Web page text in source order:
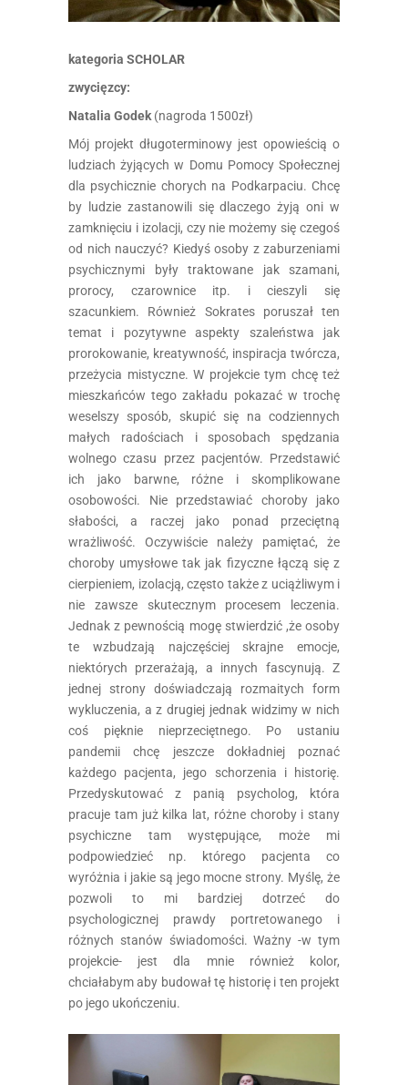
kategoria SCHOLAR
zwycięzcy:
Natalia Godek(nagroda 1500zł)
Mój projekt długoterminowy jest opowieścią o
ludziach żyjących w Domu Pomocy Społecznej
dla psychicznie chorych na Podkarpaciu. Chcę
by ludzie zastanowili się dlaczego żyją oni w
zamknięciu i izolacji, czy nie możemy się czegoś
od nich nauczyć? Kiedyś osoby z zaburzeniami
psychicznymi były traktowane jak szamani,
prorocy, czarownice itp. i cieszyli się
szacunkiem. Również Sokrates poruszał ten
temat i pozytywne aspekty szaleństwa jak
prorokowanie, kreatywność, inspiracja twórcza,
przeżycia mistyczne. W projekcie tym chcę też
mieszkańców tego zakładu pokazać w trochę
weselszy sposób, skupić się na codziennych
małych radościach i sposobach spędzania
wolnego czasu przez pacjentów. Przedstawić
ich jako barwne, różne i skomplikowane
osobowości. Nie przedstawiać choroby jako
słabości, a raczej jako ponad przeciętną
wrażliwość. Oczywiście należy pamiętać, że
choroby umysłowe tak jak fizyczne łączą się z
cierpieniem, izolacją, często także z uciążliwym i
nie zawsze skutecznym procesem leczenia.
Jednak z pewnością mogę stwierdzić ,że osoby
te wzbudzają najczęściej skrajne emocje,
niektórych przerażają, a innych fascynują. Z
jednej strony doświadczają rozmaitych form
wykluczenia, a z drugiej jednak widzimy w nich
coś pięknie nieprzeciętnego. Po ustaniu
pandemii chcę jeszcze dokładniej poznać
każdego pacjenta, jego schorzenia i historię.
Przedyskutować z panią psycholog, która
pracuje tam już kilka lat, różne choroby i stany
psychiczne tam występujące, może mi
podpowiedzieć np. którego pacjenta co
wyróżnia i jakie są jego mocne strony. Myślę, że
pozwoli to mi bardziej dotrzeć do
psychologicznej prawdy portretowanego i
różnych stanów świadomości. Ważny -w tym
projekcie- jest dla mnie również kolor,
chciałabym aby budował tę historię i ten projekt
po jego ukończeniu.